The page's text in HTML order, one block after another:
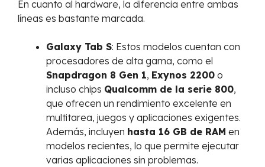
En cuanto al hardware, la diferencia entre ambas
líneas es bastante marcada.
Galaxy Tab S: Estos modelos cuentan con
procesadores de alta gama, como el
Snapdragon 8 Gen 1, Exynos 2200 o
incluso chips Qualcomm de la serie 800,
que ofrecen un rendimiento excelente en
multitarea, juegos y aplicaciones exigentes.
Además, incluyen hasta 16 GB de RAM en
modelos recientes, lo que permite ejecutar
varias aplicaciones sin problemas.